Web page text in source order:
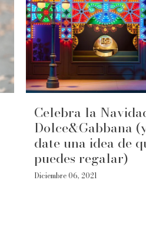
Celebra la
Dolce&Gabbana
date una idea de
puedes regalar)
Diciembre 06, 2021